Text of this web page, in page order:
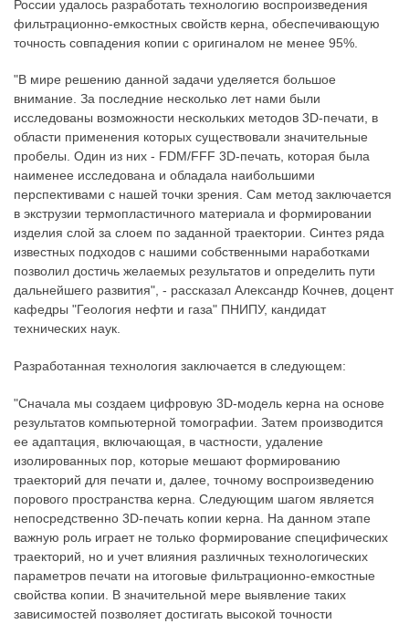
России удалось разработать технологию воспроизведения
фильтрационно-емкостных свойств керна, обеспечивающую
точность совпадения копии с оригиналом не менее 95%.
"В мире решению данной задачи уделяется большое
внимание. За последние несколько лет нами были
исследованы возможности нескольких методов 3D-печати, в
области применения которых существовали значительные
пробелы. Один из них - FDM/FFF 3D-печать, которая была
наименее исследована и обладала наибольшими
перспективами с нашей точки зрения. Сам метод заключается
в экструзии термопластичного материала и формировании
изделия слой за слоем по заданной траектории. Синтез ряда
известных подходов с нашими собственными наработками
позволил достичь желаемых результатов и определить пути
дальнейшего развития", - рассказал Александр Кочнев, доцент
кафедры "Геология нефти и газа" ПНИПУ, кандидат
технических наук.
Разработанная технология заключается в следующем:
"Сначала мы создаем цифровую 3D-модель керна на основе
результатов компьютерной томографии. Затем производится
ее адаптация, включающая, в частности, удаление
изолированных пор, которые мешают формированию
траекторий для печати и, далее, точному воспроизведению
порового пространства керна. Следующим шагом является
непосредственно 3D-печать копии керна. На данном этапе
важную роль играет не только формирование специфических
траекторий, но и учет влияния различных технологических
параметров печати на итоговые фильтрационно-емкостные
свойства копии. В значительной мере выявление таких
зависимостей позволяет достигать высокой точности